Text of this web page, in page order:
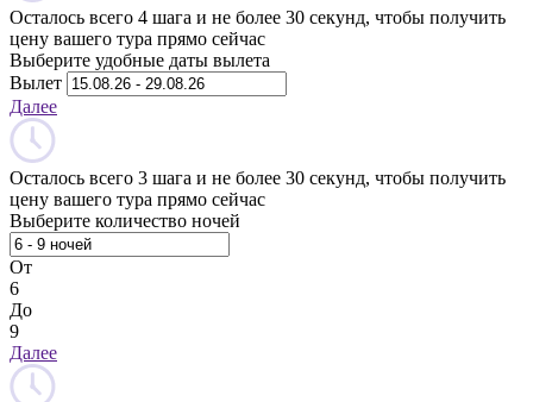
Осталось всего 4 шага и не более 30 секунд, чтобы получить
цену вашего тура прямо сейчас
Выберите удобные даты вылета
Вылет
Далее
Осталось всего 3 шага и не более 30 секунд, чтобы получить
цену вашего тура прямо сейчас
Выберите количество ночей
От
6
До
9
Далее